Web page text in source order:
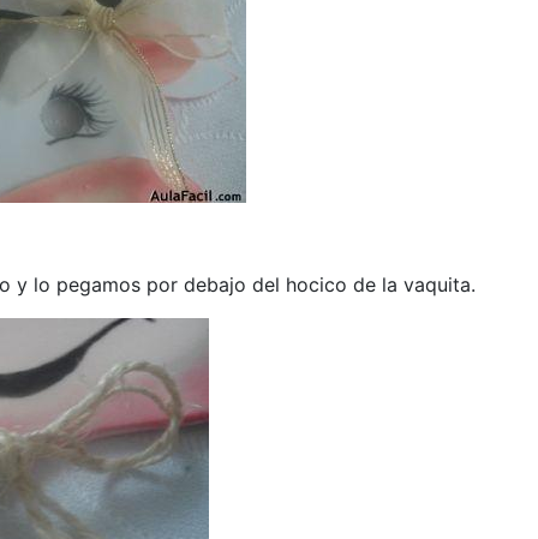
y lo pegamos por debajo del hocico de la vaquita.